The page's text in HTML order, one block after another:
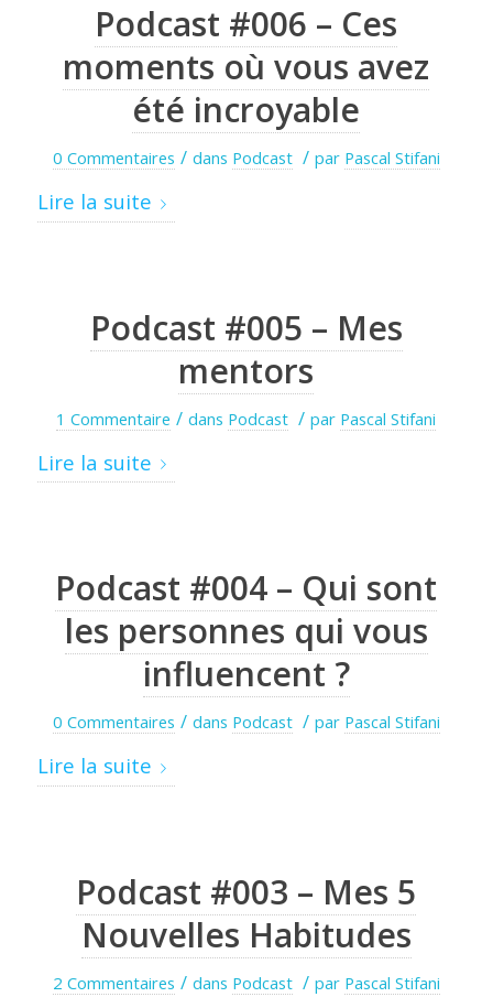
Podcast #006 – Ces
moments où vous avez
été incroyable
0 Commentaires / dans Podcast / par Pascal Stifani
Lire la suite
Podcast #005 – Mes
mentors
1 Commentaire / dans Podcast / par Pascal Stifani
Lire la suite
Podcast #004 – Qui sont
les personnes qui vous
influencent ?
0 Commentaires / dans Podcast / par Pascal Stifani
Lire la suite
Podcast #003 – Mes 5
Nouvelles Habitudes
2 Commentaires / dans Podcast / par Pascal Stifani